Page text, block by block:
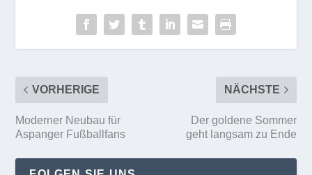
VORHERIGE
Moderner Neubau für
Aspanger Fußballfans
NÄCHSTE
Der goldene Sommer
geht langsam zu Ende